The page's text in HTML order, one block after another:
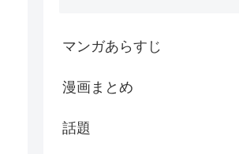
マンガあらすじ
漫画まとめ
話題